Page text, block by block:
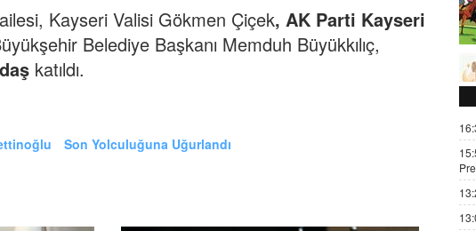
Kayseri Valisi Gökmen Çiçek, AK Parti Kayseri
Belediye Başkanı Memduh Büyükkılıç,
katıldı.
Son Yolculuğuna Uğurlandı